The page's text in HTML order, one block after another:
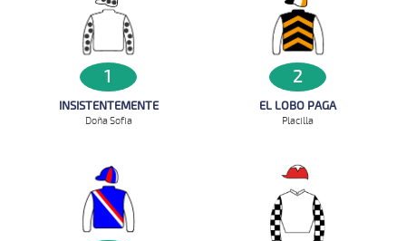
1
INSISTENTEMENTE
Doña Sofia
2
EL LOBO PAGA
Placilla